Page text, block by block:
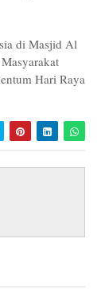
di Masjid Al
Hari Raya